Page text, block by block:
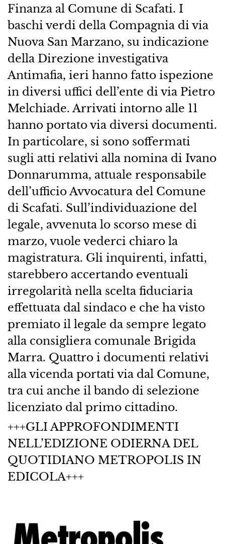
Finanza al Comune di Scafati. I
baschi verdi della Compagnia di via
Nuova San Marzano, su indicazione
della Direzione investigativa
Antimafia, ieri hanno fatto ispezione
in diversi uffici dell’ente di via Pietro
Melchiade. Arrivati intorno alle 11
hanno portato via diversi documenti.
In particolare, si sono soffermati
sugli atti relativi alla nomina di Ivano
Donnarumma, attuale responsabile
dell’ufficio Avvocatura del Comune
di Scafati. Sull’individuazione del
legale, avvenuta lo scorso mese di
marzo, vuole vederci chiaro la
magistratura. Gli inquirenti, infatti,
starebbero accertando eventuali
irregolarità nella scelta fiduciaria
effettuata dal sindaco e che ha visto
premiato il legale da sempre legato
alla consigliera comunale Brigida
Marra. Quattro i documenti relativi
alla vicenda portati via dal Comune,
tra cui anche il bando di selezione
licenziato dal primo cittadino.
+++GLI APPROFONDIMENTI
NELL’EDIZIONE ODIERNA DEL
QUOTIDIANO METROPOLIS IN
EDICOLA+++